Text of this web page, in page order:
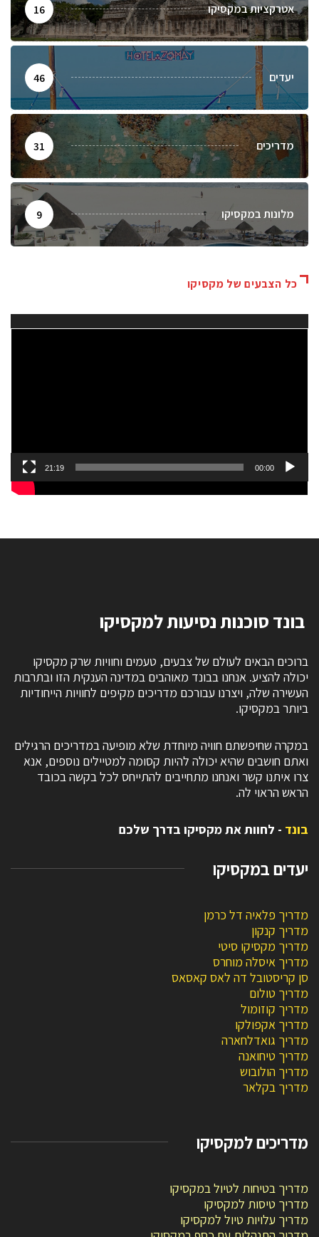
אטרקציות במקסיקו 16
יעדים 46
מדריכים 31
מלונות במקסיקו 9
כל הצבעים של מקסיקו
00:00
21:19
בונד סוכנות נסיעות למקסיקו
ברוכים הבאים לעולם של צבעים, טעמים וחוויות שרק מקסיקו
יכולה להציע. אנחנו בבונד מאוהבים במדינה הענקית הזו ובתרבות
העשירה שלה, ויצרנו עבורכם מדריכים מקיפים לחוויות הייחודיות
ביותר במקסיקו.
במקרה שחיפשתם חוויה מיוחדת שלא מופיעה במדריכים הרגילים
ואתם חושבים שהיא יכולה להיות קסומה למטיילים נוספים, אנא
צרו איתנו קשר ואנחנו מתחייבים להתייחס לכל בקשה בכובד
הראש הראוי לה.
בונד - לחוות את מקסיקו בדרך שלכם
יעדים במקסיקו
מדריך פלאיה דל כרמן
מדריך קנקון
מדריך מקסיקו סיטי
מדריך איסלה מוחרס
סן קריסטובל דה לאס קאסאס
מדריך טולום
מדריך קוזומול
מדריך אקפולקו
מדריך גואדלחארה
מדריך טיחואנה
מדריך הולובוש
מדריך בקלאר
מדריכים למקסיקו
מדריך בטיחות לטיול במקסיקו
מדריך טיסות למקסיקו
מדריך עלויות טיול למקסיקו